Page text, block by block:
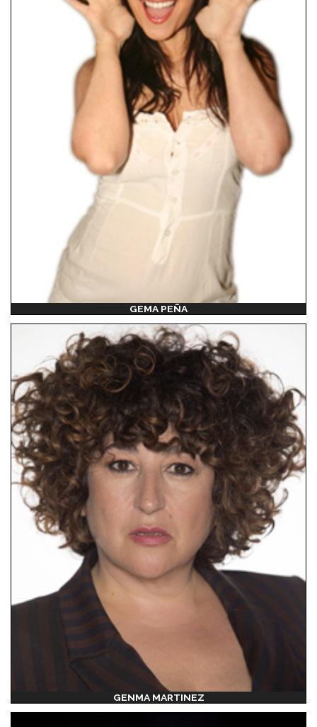
GEMA PEÑA
GENMA MARTINEZ